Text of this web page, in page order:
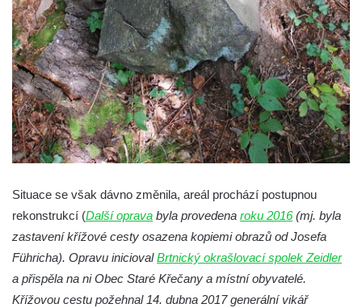
Kříž na návsi v Dobrčicích
Kříž u domu čp. 3 v Chrámcích
Kříž u polní cesty severozápadně od Kozel
Údajný kříž na návsi v Kozlech
Centrální kříž hřbitova v Kozlech
Kříž východně od Oparna u cesty na Lovoš
Kříž na rozcestí u domu čp. 49 ve Svojkově
Centrální kříž bývalého hřbitova v Horním
Chlumu
Kříž jižně od Prysku
Situace se však dávno změnila, areál prochází postupnou
rekonstrukcí (Další oprava byla provedena roku 2016(mj. byla
zastavení křížové cesty osazena kopiemi obrazů od Josefa
Führicha). Opravu iniciovalBrtnický okrašlovací spolek Zeidler
a přispěla na ni Obec Staré Křečany a místní obyvatelé.
Křížovou cestu požehnal 14. dubna 2017 generální vikář